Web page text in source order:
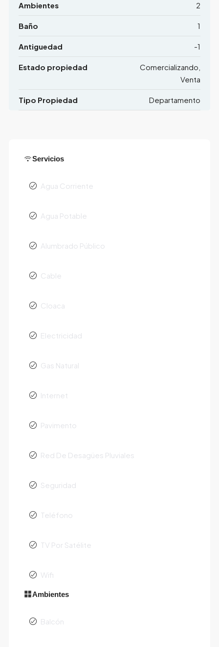
Ambientes 2
Baño 1
Antiguedad -1
Estado propiedad
Comercializando,
Venta
Tipo Propiedad Departamento
Servicios
Agua Corriente
Agua Potable
Alumbrado Público
Cable
Cloaca
Electricidad
Gas Natural
Internet
Pavimento
Red De Desagües Pluviales
Seguridad
Teléfono
TV Por Satélite
Wifi
Ambientes
Balcón